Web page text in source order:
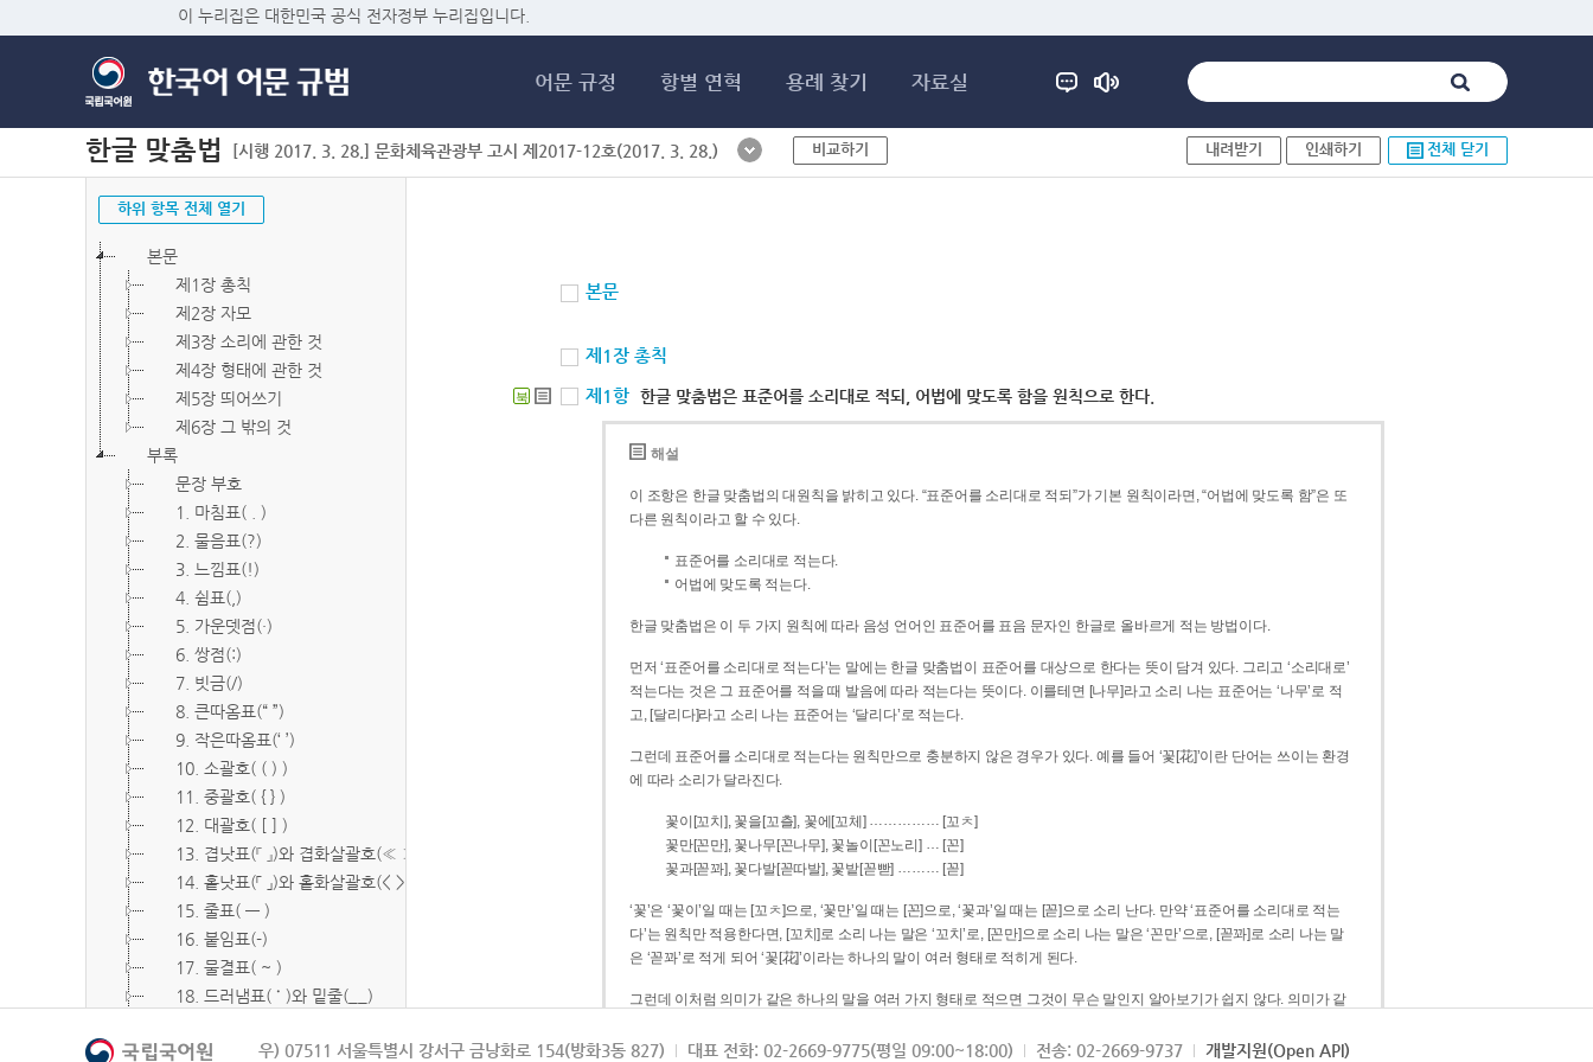
이 누리집은 대한민국 공식 전자정부 누리집입니다.
어문 규정 항별 연혁 용례 찾기 자료실
한글 맞춤법 [시행 2017. 3. 28.] 문화체육관광부 고시 제2017-12호(2017. 3. 28.) 비교하기 내려받기 인쇄하기 전체 닫기
하위 항목 전체 열기
본문
제1장 총칙
제2장 자모
제3장 소리에 관한 것
제4장 형태에 관한 것
제5장 띄어쓰기
제6장 그 밖의 것
부록
문장 부호
1. 마침표( . )
2. 물음표(?)
3. 느낌표(!)
4. 쉼표(,)
5. 가운뎃점(·)
6. 쌍점(:)
7. 빗금(/)
8. 큰따옴표(“ ”)
9. 작은따옴표(‘ ’)
10. 소괄호( ( ) )
11. 중괄호( { } )
12. 대괄호( [ ] )
13. 겹낫표(『 』)와 겹화살괄호(≪ ≫)
14. 홑낫표(「 」)와 홑화살괄호(< >)
15. 줄표( ― )
16. 붙임표(-)
17. 물결표( ~ )
18. 드러냄표( ˙ )와 밑줄(__)
20. 빠짐표( □ )
본문
제1장 총칙
북 제1항 한글 맞춤법은 표준어를 소리대로 적되, 어법에 맞도록 함을 원칙으로 한다.
해설
이 조항은 한글 맞춤법의 대원칙을 밝히고 있다. “표준어를 소리대로 적되”가 기본 원칙이라면, “어법에 맞도록 함”은 또
다른 원칙이라고 할 수 있다.
표준어를 소리대로 적는다.
어법에 맞도록 적는다.
한글 맞춤법은 이 두 가지 원칙에 따라 음성 언어인 표준어를 표음 문자인 한글로 올바르게 적는 방법이다.
먼저 ‘표준어를 소리대로 적는다’는 말에는 한글 맞춤법이 표준어를 대상으로 한다는 뜻이 담겨 있다. 그리고 ‘소리대로’
적는다는 것은 그 표준어를 적을 때 발음에 따라 적는다는 뜻이다. 이를테면 [나무]라고 소리 나는 표준어는 ‘나무’로 적
고, [달리다]라고 소리 나는 표준어는 ‘달리다’로 적는다.
그런데 표준어를 소리대로 적는다는 원칙만으로 충분하지 않은 경우가 있다. 예를 들어 ‘꽃[花]’이란 단어는 쓰이는 환경
에 따라 소리가 달라진다.
꽃이[꼬치], 꽃을[꼬츨], 꽃에[꼬체] …………… [꼬ㅊ]
꽃만[꼰만], 꽃나무[꼰나무], 꽃놀이[꼰노리] … [꼰]
꽃과[꼳꽈], 꽃다발[꼳따발], 꽃밭[꼳빧] ……… [꼳]
‘꽃’은 ‘꽃이’일 때는 [꼬ㅊ]으로, ‘꽃만’일 때는 [꼰]으로, ‘꽃과’일 때는 [꼳]으로 소리 난다. 만약 ‘표준어를 소리대로 적는
다’는 원칙만 적용한다면, [꼬치]로 소리 나는 말은 ‘꼬치’로, [꼰만]으로 소리 나는 말은 ‘꼰만’으로, [꼳꽈]로 소리 나는 말
은 ‘꼳꽈’로 적게 되어 ‘꽃[花]’이라는 하나의 말이 여러 형태로 적히게 된다.
그런데 이처럼 의미가 같은 하나의 말을 여러 가지 형태로 적으면 그것이 무슨 말인지 알아보기가 쉽지 않다. 의미가 같
되게 적는 것이 의미를 파악하는 데 효과적이다.
우) 07511 서울특별시 강서구 금낭화로 154(방화3동 827) 대표 전화: 02-2669-9775(평일 09:00~18:00) 전송: 02-2669-9737 개발지원(Open API)